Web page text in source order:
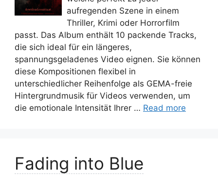
aufregenden Szene in einem
Thriller, Krimi oder Horrorfilm
passt. Das Album enthält 10 packende Tracks,
die sich ideal für ein längeres,
spannungsgeladenes Video eignen. Sie können
diese Kompositionen flexibel in
unterschiedlicher Reihenfolge als GEMA-freie
Hintergrundmusik für Videos verwenden, um
die emotionale Intensität Ihrer … Read more
Fading into Blue